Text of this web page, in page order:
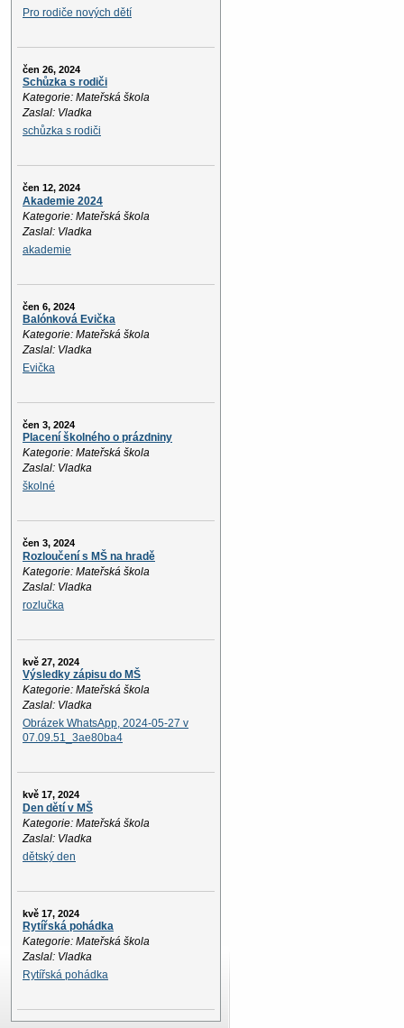
Pro rodiče nových dětí
čen 26, 2024
Schůzka s rodiči
Kategorie: Mateřská škola
Zaslal: Vladka
schůzka s rodiči
čen 12, 2024
Akademie 2024
Kategorie: Mateřská škola
Zaslal: Vladka
akademie
čen 6, 2024
Balónková Evička
Kategorie: Mateřská škola
Zaslal: Vladka
Evička
čen 3, 2024
Placení školného o prázdniny
Kategorie: Mateřská škola
Zaslal: Vladka
školné
čen 3, 2024
Rozloučení s MŠ na hradě
Kategorie: Mateřská škola
Zaslal: Vladka
rozlučka
kvě 27, 2024
Výsledky zápisu do MŠ
Kategorie: Mateřská škola
Zaslal: Vladka
Obrázek WhatsApp, 2024-05-27 v
07.09.51_3ae80ba4
kvě 17, 2024
Den dětí v MŠ
Kategorie: Mateřská škola
Zaslal: Vladka
dětský den
kvě 17, 2024
Rytířská pohádka
Kategorie: Mateřská škola
Zaslal: Vladka
Rytířská pohádka